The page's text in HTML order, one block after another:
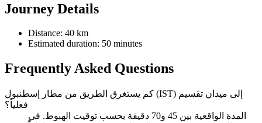
Journey Details
Distance: 40 km
Estimated duration: 50 minutes
Frequently Asked Questions
كم يستغرق الطريق من مطار إسطنبول (IST) إلى ميدان تقسيم
فعلياً؟
المدة الواقعية بين 45 و70 دقيقة بحسب توقيت الهبوط. في